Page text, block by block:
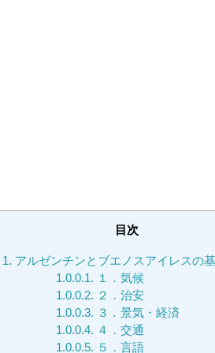
目次
1. アルゼンチンとブエノスアイレスの
1.0.0.1. １．気候
1.0.0.2. ２．治安
1.0.0.3. ３．景気・経済
1.0.0.4. ４．交通
1.0.0.5. ５．言語